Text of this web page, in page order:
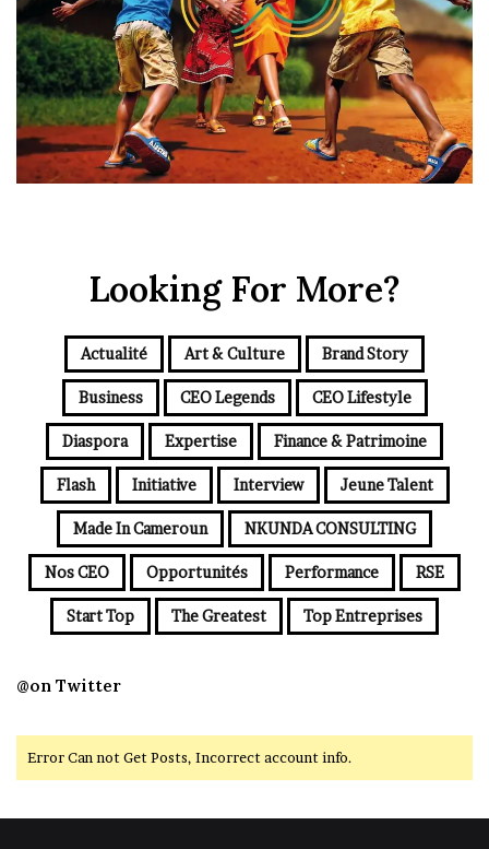
Looking For More?
Actualité Art & Culture Brand Story
Business CEO Legends CEO Lifestyle
Diaspora Expertise Finance & Patrimoine
Flash Initiative Interview Jeune Talent
Made In Cameroun NKUNDA CONSULTING
Nos CEO Opportunités Performance RSE
Start Top The Greatest Top Entreprises
@on Twitter
Error Can not Get Posts, Incorrect account info.